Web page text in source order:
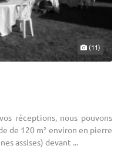
(11)
réceptions, nous pouvons
de 120 m² environ en pierre
assises) devant ...